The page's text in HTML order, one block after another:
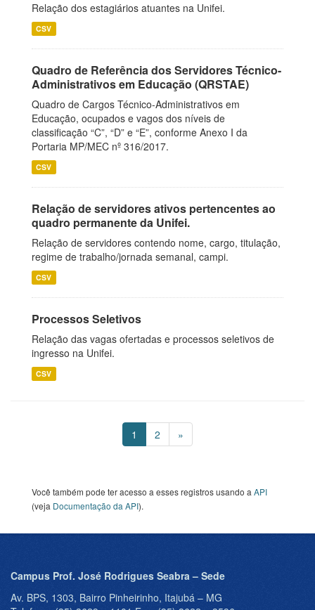
Relação dos estagiários atuantes na Unifei.
CSV
Quadro de Referência dos Servidores Técnico-
Administrativos em Educação (QRSTAE)
Quadro de Cargos Técnico-Administrativos em
Educação, ocupados e vagos dos níveis de
classificação “C”, “D” e “E”, conforme Anexo I da
Portaria MP/MEC nº 316/2017.
CSV
Relação de servidores ativos pertencentes ao
quadro permanente da Unifei.
Relação de servidores contendo nome, cargo, titulação,
regime de trabalho/jornada semanal, campi.
CSV
Processos Seletivos
Relação das vagas ofertadas e processos seletivos de
ingresso na Unifei.
CSV
1 2 »
Você também pode ter acesso a esses registros usando a API
(veja Documentação da API).
Campus Prof. José Rodrigues Seabra – Sede
Av. BPS, 1303, Bairro Pinheirinho, Itajubá – MG